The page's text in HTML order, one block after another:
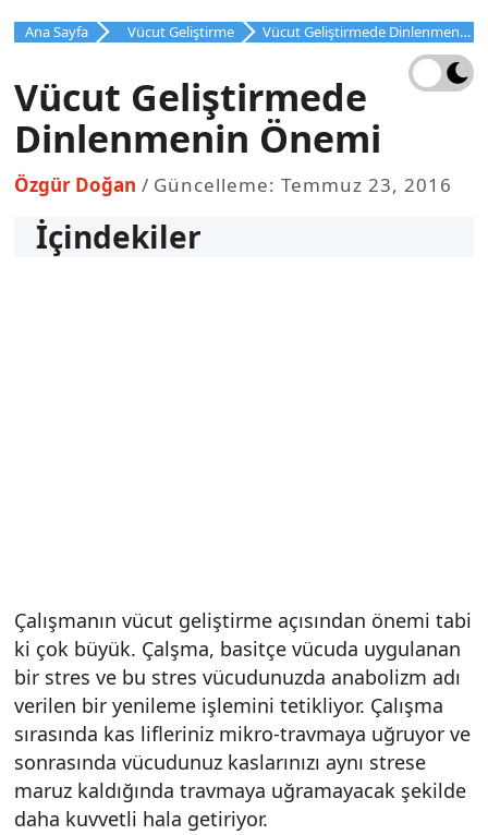
atlaAna Sayfa Vücut Geliştirme Vücut Geliştirmede Dinlenmenin Önemi
Vücut Geliştirmede
Dinlenmenin Önemi
Güncelleme: Temmuz 23, 2016
Özgür Doğan
İçindekiler
Çalışmanın vücut geliştirme açısından önemi tabi
ki çok büyük. Çalşma, basitçe vücuda uygulanan
bir stres ve bu stres vücudunuzda anabolizm adı
verilen bir yenileme işlemini tetikliyor. Çalışma
sırasında kas lifleriniz mikro-travmaya uğruyor ve
sonrasında vücudunuz kaslarınızı aynı strese
maruz kaldığında travmaya uğramayacak şekilde
daha kuvvetli hala getiriyor.